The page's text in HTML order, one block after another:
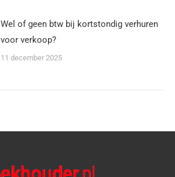
Wel of geen btw bij kortstondig verhuren
voor verkoop?
11 december 2025